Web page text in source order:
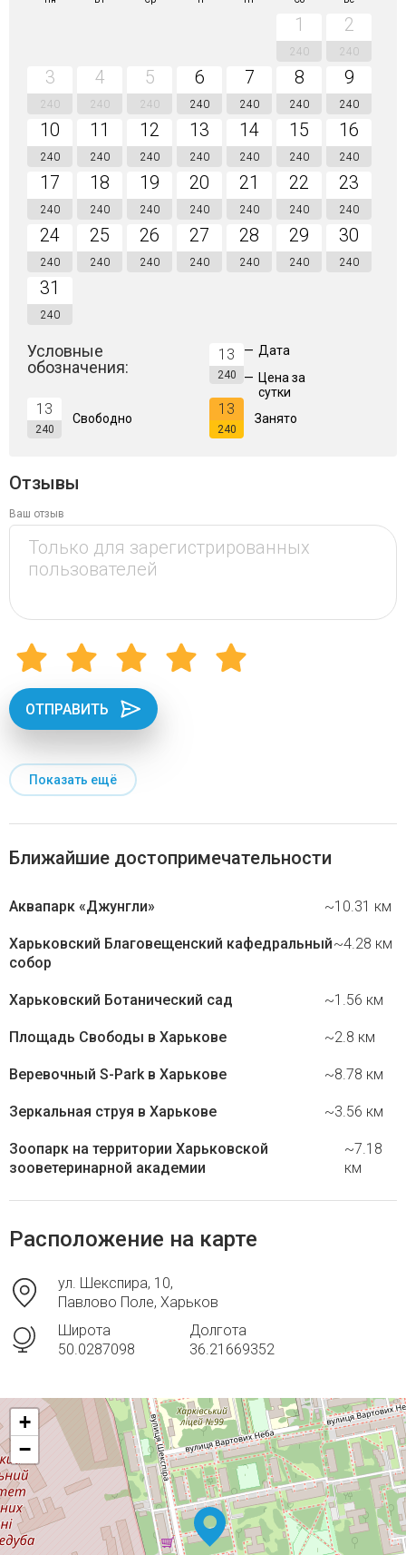
1
240
2
240
3
240
4
240
5
240
6
240
7
240
8
240
9
240
10
240
11
240
12
240
13
240
14
240
15
240
16
240
17
240
18
240
19
240
20
240
21
240
22
240
23
240
24
240
25
240
26
240
27
240
28
240
29
240
30
240
31
240
Условные
обозначения:
13
240
— Дата
— Цена за
сутки
13
240
Свободно
13
240
Занято
Отзывы
Ваш отзыв
ОТПРАВИТЬ
Показать ещё
Ближайшие достопримечательности
Аквапарк «Джунгли» ~10.31 км
Харьковский Благовещенский кафедральный
собор
~4.28 км
Харьковский Ботанический сад ~1.56 км
Площадь Свободы в Харькове ~2.8 км
Веревочный S-Park в Харькове ~8.78 км
Зеркальная струя в Харькове ~3.56 км
Зоопарк на территории Харьковской
зооветеринарной академии
~7.18
км
Расположение на карте
ул. Шекспира, 10,
Павлово Поле, Харьков
Широта
50.0287098
Долгота
36.21669352
+
−